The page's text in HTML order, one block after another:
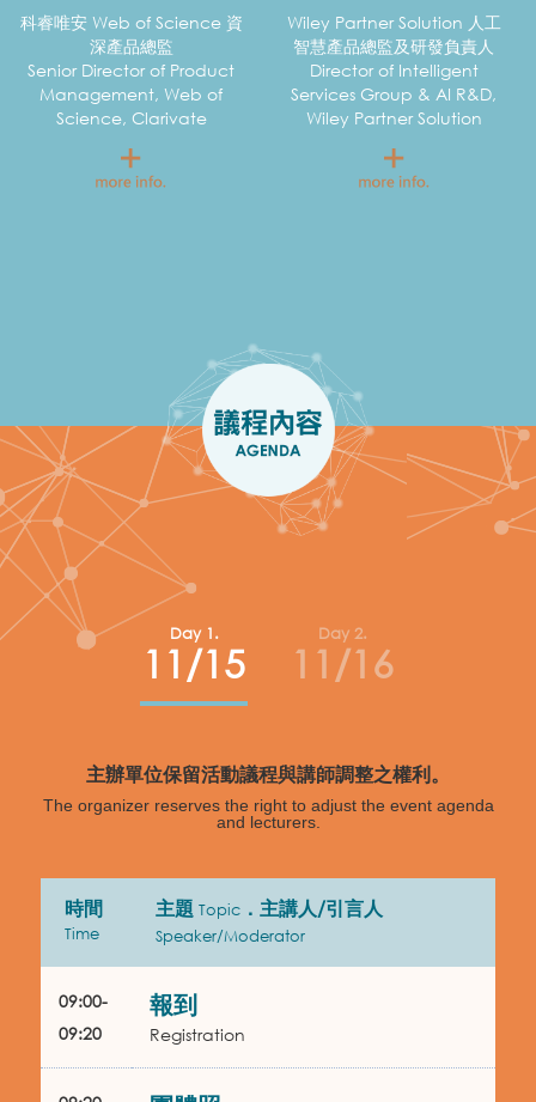
科睿唯安 Web of Science 資
深產品總監
Senior Director of Product
Management, Web of
Science, Clarivate
Wiley Partner Solution 人工
智慧產品總監及研發負責人
Director of Intelligent
Services Group & AI R&D,
Wiley Partner Solution
Day 1.
11/15
Day 2.
11/16
主辦單位保留活動議程與講師調整之權利。
The organizer reserves the right to adjust the event agenda
and lecturers.
時間
Time
主題 Topic．主講人/引言人
Speaker/Moderator
09:00-
09:20
報到
Registration